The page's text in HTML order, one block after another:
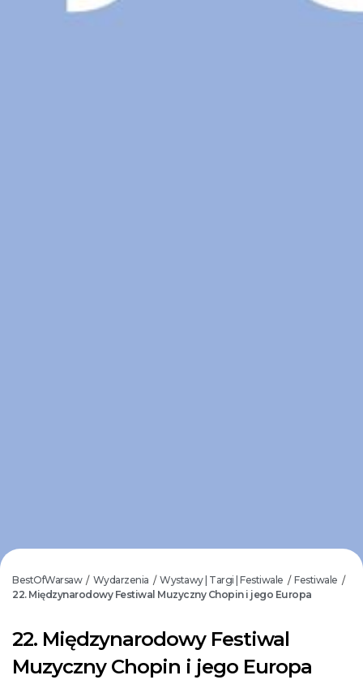
BestOfWarsaw / Wydarzenia / Wystawy | Targi | Festiwale / Festiwale /
22. Międzynarodowy Festiwal Muzyczny Chopin i jego Europa
22. Międzynarodowy Festiwal
Muzyczny Chopin i jego Europa